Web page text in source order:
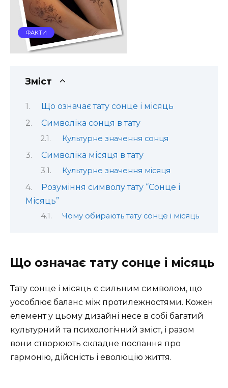
ФАКТИ
Зміст
Що означає тату сонце і місяць
Символіка сонця в тату
Культурне значення сонця
Символіка місяця в тату
Культурне значення місяця
Розуміння символу тату “Сонце і
Місяць”
Чому обирають тату сонце і місяць
Що означає тату сонце і місяць
Тату сонце і місяць є сильним символом, що
уособлює баланс між протилежностями. Кожен
елемент у цьому дизайні несе в собі багатий
культурний та психологічний зміст, і разом
вони створюють складне послання про
гармонію, дійсність і еволюцію життя.